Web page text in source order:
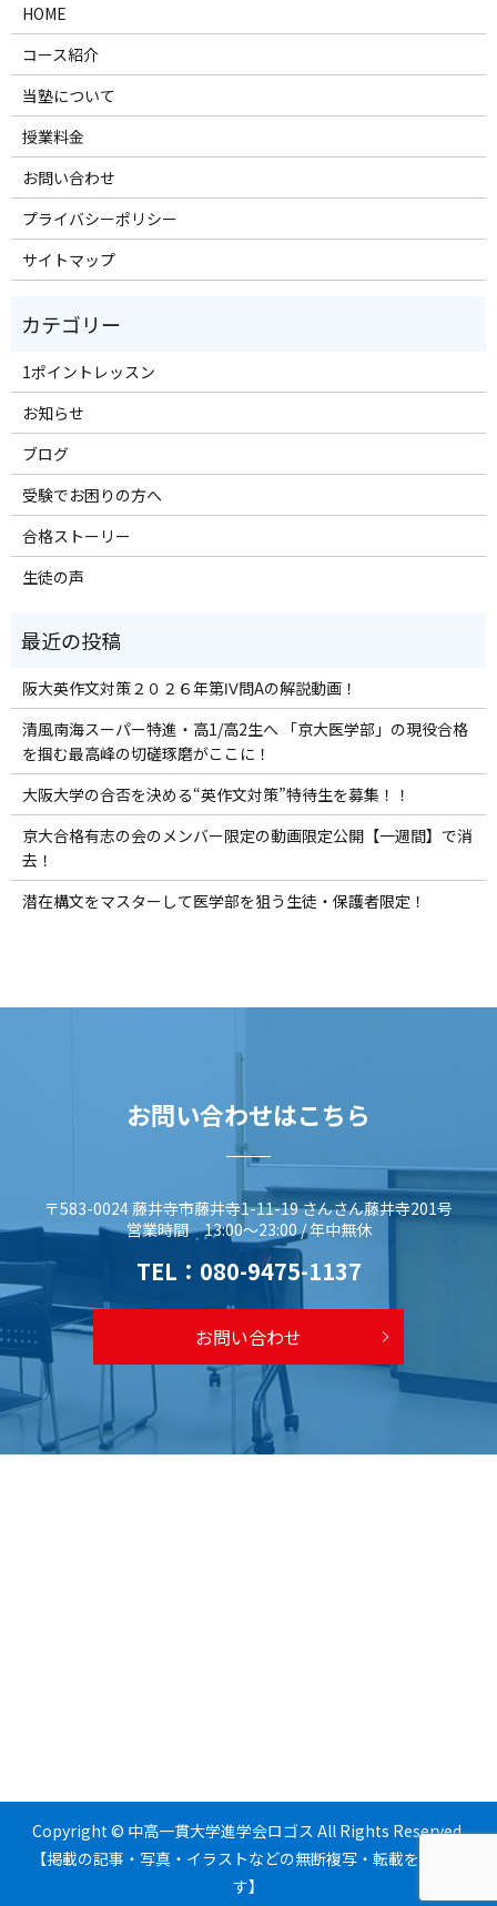
HOME
コース紹介
当塾について
授業料金
お問い合わせ
プライバシーポリシー
サイトマップ
1ポイントレッスン
お知らせ
ブログ
受験でお困りの方へ
合格ストーリー
生徒の声
阪大英作文対策２０２６年第Ⅳ問Aの解説動画！
清風南海スーパー特進・高1/高2生へ 「京大医学部」の現役合格
を掴む最高峰の切磋琢磨がここに！
大阪大学の合否を決める“英作文対策”特待生を募集！！
京大合格有志の会のメンバー限定の動画限定公開【一週間】で消
去！
潜在構文をマスターして医学部を狙う生徒・保護者限定！
お問い合わせはこちら
〒583-0024 藤井寺市藤井寺1-11-19 さんさん藤井寺201号
営業時間 13:00～23:00 / 年中無休
TEL： 080-9475-1137
お問い合わせ
Copyright © 中高一貫大学進学会ロゴス All Rights Reserved.
【掲載の記事・写真・イラストなどの無断複写・転載を禁じま
す】